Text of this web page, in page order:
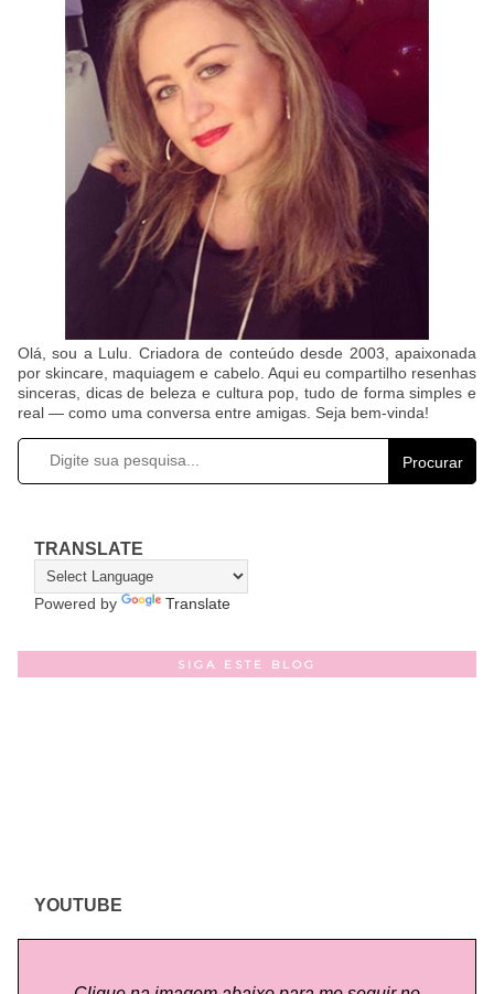
Olá, sou a Lulu. Criadora de conteúdo desde 2003, apaixonada
por skincare, maquiagem e cabelo. Aqui eu compartilho resenhas
sinceras, dicas de beleza e cultura pop, tudo de forma simples e
real — como uma conversa entre amigas. Seja bem-vinda!
Procurar
TRANSLATE
Powered by Translate
SIGA ESTE BLOG
YOUTUBE